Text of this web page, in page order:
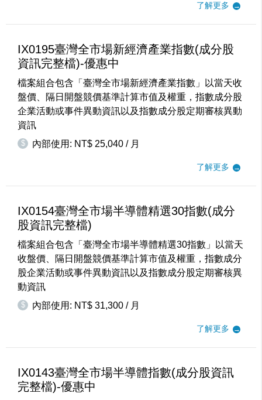
了解更多
IX0195臺灣全市場新經濟產業指數(成分股
資訊完整檔)-優惠中
檔案組合包含「臺灣全市場新經濟產業指數」以當天收
盤價、隔日開盤競價基準計算市值及權重，指數成分股
企業活動或事件異動資訊以及指數成分股定期審核異動
資訊
$ 內部使用: NT$ 25,040 / 月
了解更多
IX0154臺灣全市場半導體精選30指數(成分
股資訊完整檔)
檔案組合包含「臺灣全市場半導體精選30指數」以當天
收盤價、隔日開盤競價基準計算市值及權重，指數成分
股企業活動或事件異動資訊以及指數成分股定期審核異
動資訊
$ 內部使用: NT$ 31,300 / 月
了解更多
IX0143臺灣全市場半導體指數(成分股資訊
完整檔)-優惠中